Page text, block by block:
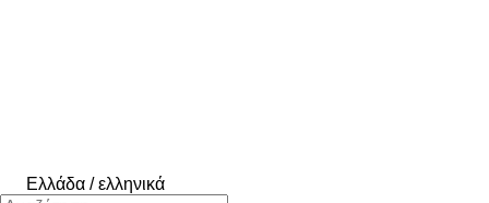
Ελλάδα / ελληνικά